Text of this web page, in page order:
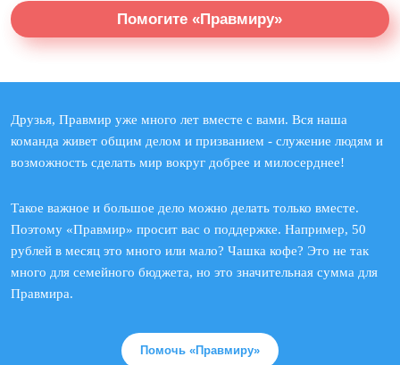
Помогите «Правмиру»
Друзья, Правмир уже много лет вместе с вами. Вся наша
команда живет общим делом и призванием - служение людям и
возможность сделать мир вокруг добрее и милосерднее!
Такое важное и большое дело можно делать только вместе.
Поэтому «Правмир» просит вас о поддержке. Например, 50
рублей в месяц это много или мало? Чашка кофе? Это не так
много для семейного бюджета, но это значительная сумма для
Правмира.
Помочь «Правмиру»